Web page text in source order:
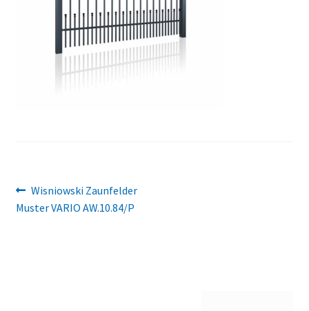
Beitragsnavigation
Vorheriger
Beitrag:
Wisniowski Zaunfelder
Muster VARIO AW.10.84/P